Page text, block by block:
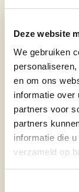
Deze website
We gebruiken
en om ons
informatie over
partners voor
partners
informatie die
verzameld op
U heeft het
zonder
herroepen.
na de dag